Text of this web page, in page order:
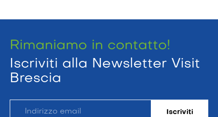
Rimaniamo in contatto!
Iscriviti alla Newsletter Visit
Brescia